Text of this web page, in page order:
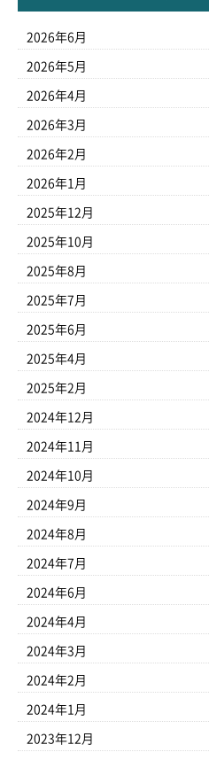
2026年6月
2026年5月
2026年4月
2026年3月
2026年2月
2026年1月
2025年12月
2025年10月
2025年8月
2025年7月
2025年6月
2025年4月
2025年2月
2024年12月
2024年11月
2024年10月
2024年9月
2024年8月
2024年7月
2024年6月
2024年4月
2024年3月
2024年2月
2024年1月
2023年12月